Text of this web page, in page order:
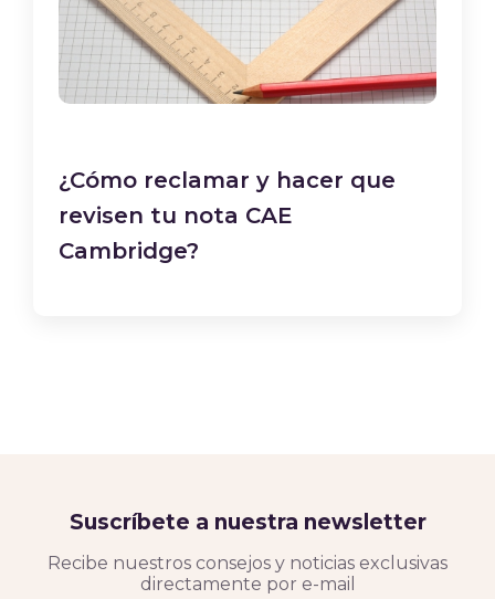
¿Cómo reclamar y hacer que
revisen tu nota CAE
Cambridge?
Suscríbete a nuestra newsletter
Recibe nuestros consejos y noticias exclusivas
directamente por e-mail